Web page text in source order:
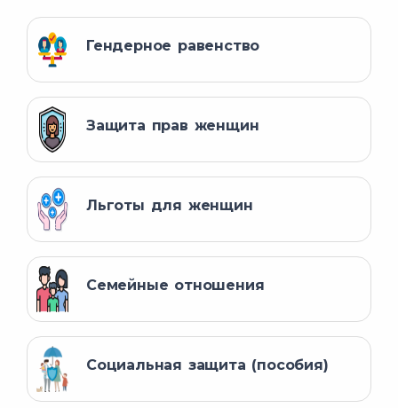
Гендерное равенство
Защита прав женщин
Льготы для женщин
Семейные отношения
Социальная защита (пособия)